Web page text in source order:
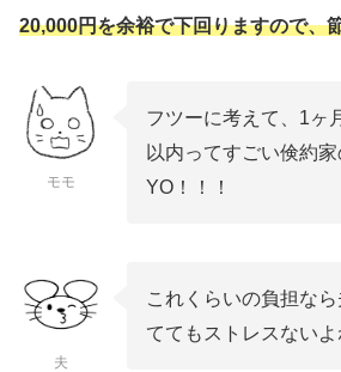
20,000円を余裕で下回りますので、
モモ
フツーに考えて、1ヶ
以内ってすごい倹約
YO！！！
夫
これくらいの負担な
ててもストレスない